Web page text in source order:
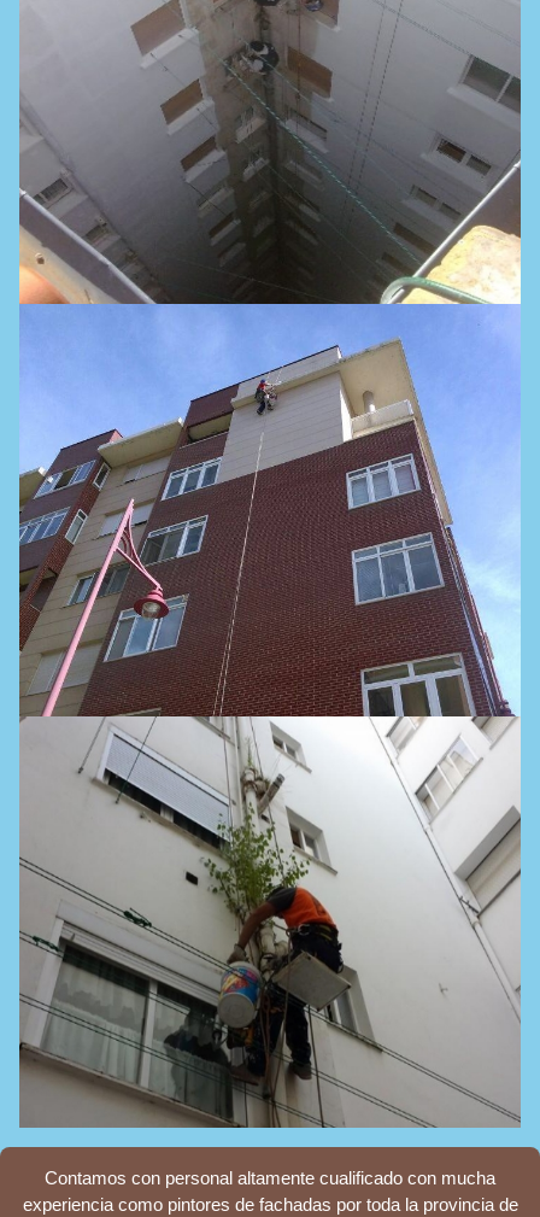
Contamos con personal altamente cualificado con mucha
experiencia como pintores de fachadas por toda la provincia de